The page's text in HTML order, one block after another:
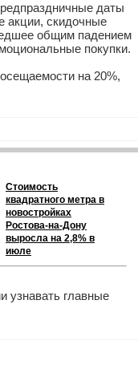
даты
акции, скидочные
общим падением
покупки.
на 20%,
Стоимость
квадратного метра в
новостройках
Ростова-на-Дону
выросла на 2,8% в
июле
узнавать главные